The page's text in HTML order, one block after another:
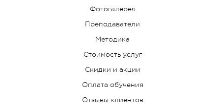
Фотогалерея
Преподаватели
Методика
Стоимость услуг
Скидки и акции
Оплата обучения
Отзывы клиентов